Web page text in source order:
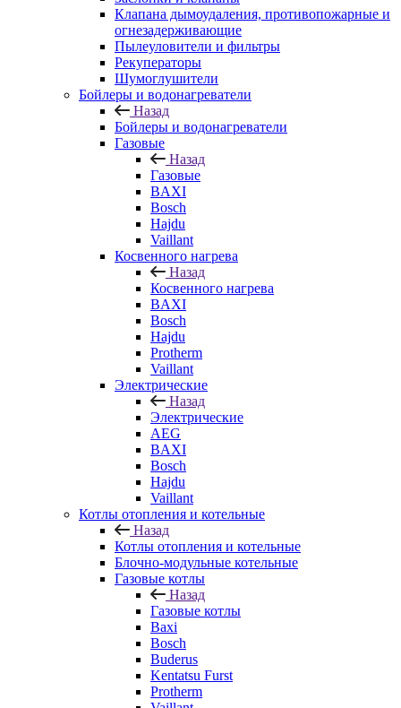
Клапана дымоудаления, противопожарные и
огнезадерживающие
Пылеуловители и фильтры
Рекуператоры
Шумоглушители
Бойлеры и водонагреватели
Назад
Бойлеры и водонагреватели
Газовые
Назад
Газовые
BAXI
Bosch
Hajdu
Vaillant
Косвенного нагрева
Назад
Косвенного нагрева
BAXI
Bosch
Hajdu
Protherm
Vaillant
Электрические
Назад
Электрические
AEG
BAXI
Bosch
Hajdu
Vaillant
Котлы отопления и котельные
Назад
Котлы отопления и котельные
Блочно-модульные котельные
Газовые котлы
Назад
Газовые котлы
Baxi
Bosch
Buderus
Kentatsu Furst
Protherm